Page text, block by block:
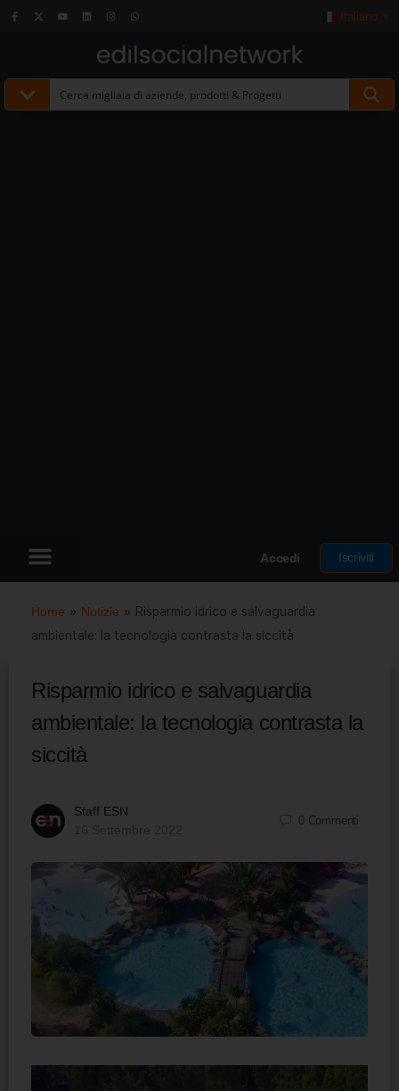
Italiano
Accedi Iscriviti
Home » Notizie » Risparmio idrico e salvaguardia
ambientale: la tecnologia contrasta la siccità
Risparmio idrico e salvaguardia
ambientale: la tecnologia contrasta la
siccità
Staff ESN
0 Commenti